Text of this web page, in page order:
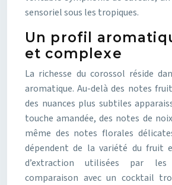
sensoriel sous les tropiques.
Un profil
et complexe
La richesse du corossol réside
aromatique. Au-delà des notes
des nuances plus subtiles
touche amandée, des notes de
même des notes florales
dépendent de la variété du fruit
d’extraction utilisées par
comparaison avec un cocktail